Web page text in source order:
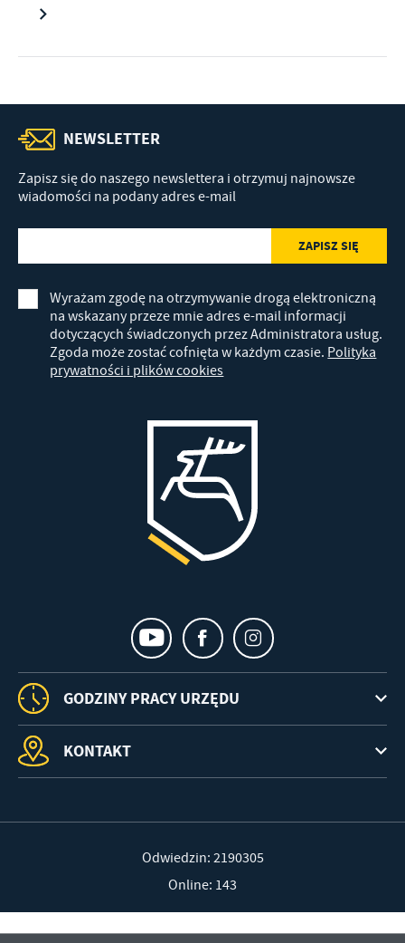
NEWSLETTER
Zapisz się do naszego newslettera i otrzymuj najnowsze
wiadomości na podany adres e-mail
Wyrażam zgodę na otrzymywanie drogą elektroniczną
na wskazany przeze mnie adres e-mail informacji
dotyczących świadczonych przez Administratora usług.
Zgoda może zostać cofnięta w każdym czasie. Polityka
prywatności i plików cookies
GODZINY PRACY URZĘDU
KONTAKT
Odwiedzin: 2190305
Online: 143